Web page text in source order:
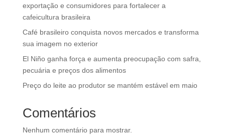
exportação e consumidores para fortalecer a
cafeicultura brasileira
Café brasileiro conquista novos mercados e transforma
sua imagem no exterior
El Niño ganha força e aumenta preocupação com safra,
pecuária e preços dos alimentos
Preço do leite ao produtor se mantém estável em maio
Comentários
Nenhum comentário para mostrar.